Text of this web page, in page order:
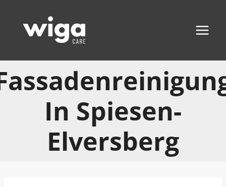
Inhalt
springen
In Spiesen-
Elversberg